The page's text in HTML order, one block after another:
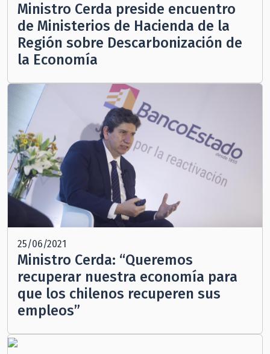
Ministro Cerda preside encuentro
de Ministerios de Hacienda de la
Región sobre Descarbonización de
la Economía
25/06/2021
Ministro Cerda: “Queremos
recuperar nuestra economía para
que los chilenos recuperen sus
empleos”